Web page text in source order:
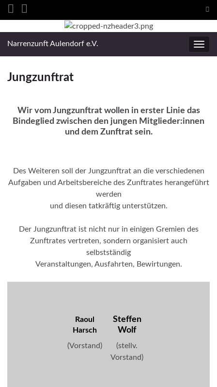
Search for:
Narrenzunft Aulendorf e.V.
Jungzunftrat
Wir vom Jungzunftrat wollen in erster Linie das
Bindeglied zwischen den jungen Mitglieder:innen
und dem Zunftrat sein.
Des Weiteren soll der Jungzunftrat an die verschiedenen
Aufgaben und Arbeitsbereiche des Zunftrates herangeführt
werden
und diesen tatkräftig unterstützen.
Der Jungzunftrat ist nicht nur in einigen Gremien des
Zunftrates vertreten, sondern organisiert auch
selbstständig
Veranstaltungen, Ausfahrten, Bewirtungen.
Raoul
Harsch
(Vorstand)
Steffen
Wolf
(stellv.
Vorstand)